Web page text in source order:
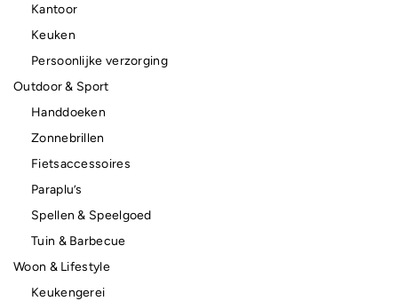
Kantoor
Keuken
Persoonlijke verzorging
Outdoor & Sport
Handdoeken
Zonnebrillen
Fietsaccessoires
Paraplu’s
Spellen & Speelgoed
Tuin & Barbecue
Woon & Lifestyle
Keukengerei